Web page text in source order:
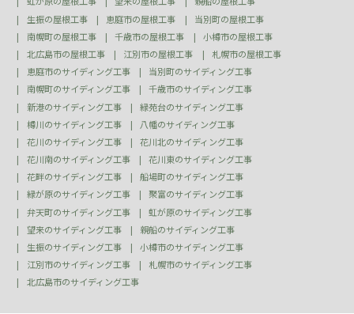
生振の屋根工事
恵庭市の屋根工事
当別町の屋根工事
南幌町の屋根工事
千歳市の屋根工事
小樽市の屋根工事
北広島市の屋根工事
江別市の屋根工事
札幌市の屋根工事
恵庭市のサイディング工事
当別町のサイディング工事
南幌町のサイディング工事
千歳市のサイディング工事
新港のサイディング工事
緑苑台のサイディング工事
樽川のサイディング工事
八幡のサイディング工事
花川のサイディング工事
花川北のサイディング工事
花川南のサイディング工事
花川東のサイディング工事
花畔のサイディング工事
船場町のサイディング工事
緑が原のサイディング工事
聚富のサイディング工事
弁天町のサイディング工事
虹が原のサイディング工事
望来のサイディング工事
親船のサイディング工事
生振のサイディング工事
小樽市のサイディング工事
江別市のサイディング工事
札幌市のサイディング工事
北広島市のサイディング工事